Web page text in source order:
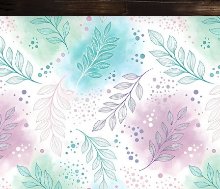
Новини Чернігова, Чернігівські новини, Чернігівський формат, новини Чернігова, події в Чернігові: політика, економіка, аналітика, культура, відеоновини, екологія, спортивний Чернігів, туризм, Чернігів